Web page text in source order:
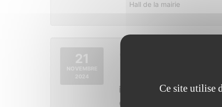
Hall de la mairie
21
Conseil
Jeudi 21 novembre
Ce site utilise